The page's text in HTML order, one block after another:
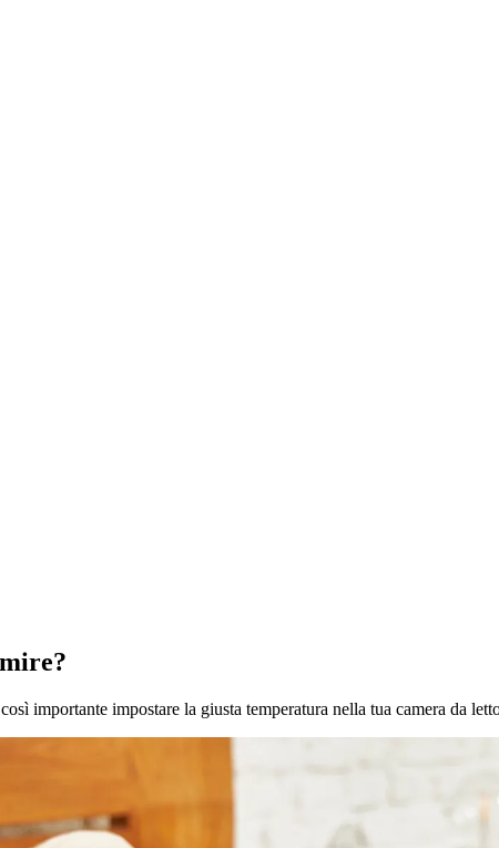
importante impostare la giusta temperatura nella tua camera da